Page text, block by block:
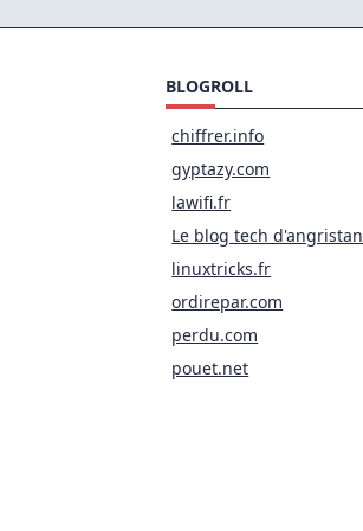
BLOGROLL
chiffrer.info
gyptazy.com
lawifi.fr
Le blog tech d'angristan
linuxtricks.fr
ordirepar.com
perdu.com
pouet.net